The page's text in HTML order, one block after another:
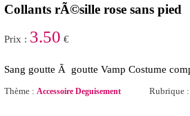
Collants rÃ©sille rose sans pied
Prix : 3.50 €
Sang goutte Ã goutte Vamp Costume
Thème : Accessoire Deguisement Rubrique :